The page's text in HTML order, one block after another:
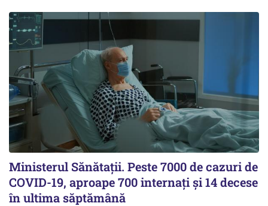
Ministerul Sănătații. Peste 7000 de cazuri de
COVID-19, aproape 700 internați și 14 decese
în ultima săptămână